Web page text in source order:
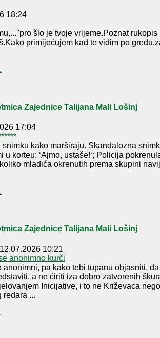
18:24
šlo je tvoje vrijeme.Poznat
primijećujem kad te vidim po
Zajednice Talijana Mali Lošinj
17:04
snimku kako marširaju. Skandalozna
u korteu: ‘Ajmo, ustaše!‘; Policija
mladića okrenutih prema skupini
Zajednice Talijana Mali Lošinj
12.07.2026 10:21
anonimno kurči
anonimni, pa kako tebi tupanu objasniti,
a ne ćiriti iza dobro zatvorenih
Inicijative, i to ne Križevaca
redara ...